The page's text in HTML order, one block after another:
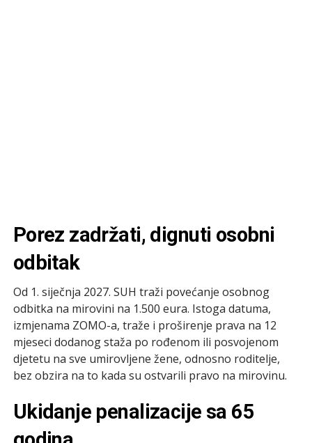
Porez zadržati, dignuti osobni
odbitak
Od 1. siječnja 2027. SUH traži povećanje osobnog
odbitka na mirovini na 1.500 eura. Istoga datuma,
izmjenama ZOMO-a, traže i proširenje prava na 12
mjeseci dodanog staža po rođenom ili posvojenom
djetetu na sve umirovljene žene, odnosno roditelje,
bez obzira na to kada su ostvarili pravo na mirovinu.
Ukidanje penalizacije sa 65